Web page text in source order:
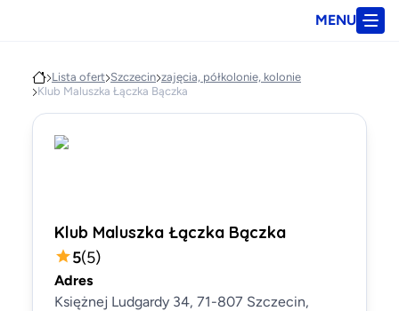
MENU
Lista ofert Szczecin zajęcia, półkolonie, kolonie
Klub Maluszka Łączka Bączka
Klub Maluszka Łączka Bączka
5(5)
Adres
Księżnej Ludgardy 34, 71-807 Szczecin,